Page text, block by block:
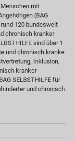
mit
(BAG
120 bundesweit
chronisch kranker
sind über 1
und chronisch kranke
Inklusion,
kranker
SELBSTHILFE für
und chronisch